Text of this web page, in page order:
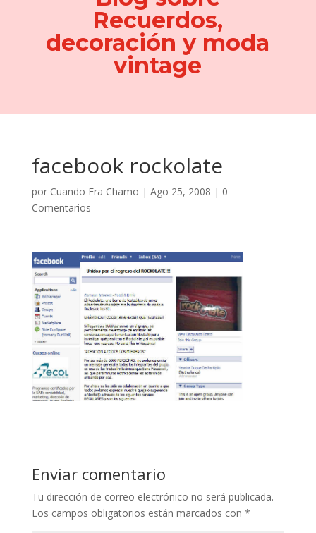
Recuerdos,
decoración y moda
vintage
facebook rockolate
por Cuando Era Chamo | Ago 25, 2008 | 0
Comentarios
Enviar comentario
Tu dirección de correo electrónico no será publicada.
Los campos obligatorios están marcados con *